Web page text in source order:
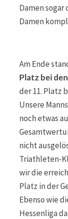
Damen sogar
Damen
Am Ende
Platz bei
der 11. Platz
Unsere
noch etwas
nicht
Triathleten-
wir die
Platz in der
Ebenso wie
Hessenliga